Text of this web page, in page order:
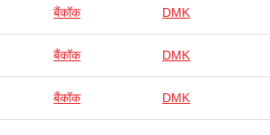
बैंकॉक DMK
बैंकॉक DMK
बैंकॉक DMK